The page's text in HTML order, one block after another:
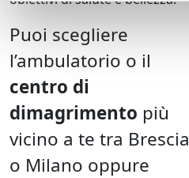
Puoi scegliere
l’ambulatorio o il
centro di
dimagrimento più
vicino a te tra Brescia
o Milano oppure